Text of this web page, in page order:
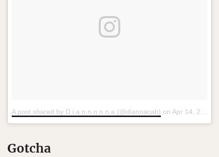
A post shared by D i a n n n n n a (@diannacab) on Apr 14, 2018 at 2:01pm PDT
Gotcha